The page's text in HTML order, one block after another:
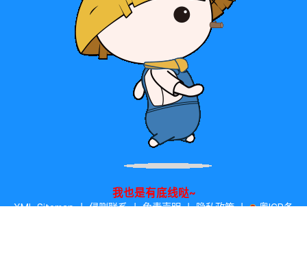
我也是有底线哒~
XML Sitemap丨侵删联系丨免责声明丨隐私政策丨 粤ICP备